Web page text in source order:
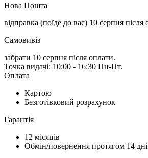
Нова Пошта
відправка (поїде до вас) 10 серпня після
Самовивіз
забрати 10 серпня після оплати.
Точка видачі: 10:00 - 16:30 Пн-Пт.
Оплата
Картою
Безготівковий розрахунок
Гарантія
12 місяців
Обмін/повернення протягом 14